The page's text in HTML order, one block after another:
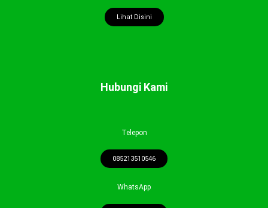
Lihat Disini
Hubungi Kami
Telepon
085213510546
WhatsApp